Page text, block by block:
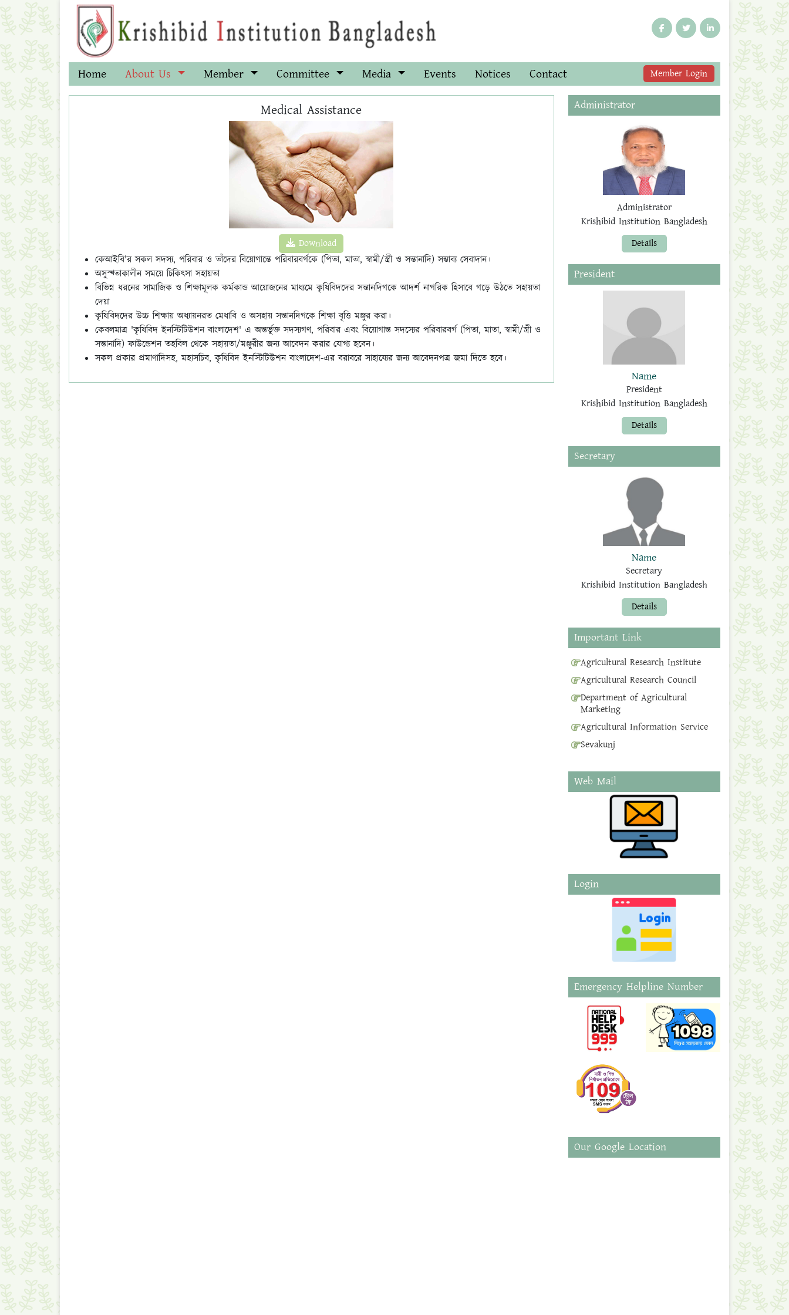
Home About Us Member Committee Media Events Notices Contact Member Login
Medical Assistance
Download
কেআইবি'র সকল সদস্য, পরিবার ও তাঁদের বিয়োগান্তে পরিবারবর্গকে (পিতা, মাতা, স্বামী/স্ত্রী ও সন্তানাদি) সম্ভাব্য সেবাদান।
অসুস্থ্তাকালীন সময়ে চিকিৎসা সহায়তা
বিভিন্ন ধরনের সামাজিক ও শিক্ষামূলক কর্মকান্ড আয়োজনের মাধ্যমে কৃষিবিদদের সন্তানদিগকে আদর্শ নাগরিক হিসাবে গড়ে উঠতে সহায়তা
দেয়া
কৃষিবিদদের উচ্চ শিক্ষায় অধ্যায়নরত মেধাবি ও অসহায় সন্তানদিগকে শিক্ষা বৃত্তি মঞ্জুর করা।
কেবলমাত্র 'কৃষিবিদ ইনস্টিটিউশন বাংলাদেশ' এ অন্তর্ভূক্ত সদস্যগণ, পরিবার এবং বিয়োগান্ত সদস্যের পরিবারবর্গ (পিতা, মাতা, স্বামী/স্ত্রী ও
সন্তানাদি) ফাউন্ডেশন তহবিল থেকে সহায়তা/মঞ্জুরীর জন্য আবেদন করার যোগ্য হবেন।
সকল প্রকার প্রমাণাদিসহ, মহাসচিব, কৃষিবিদ ইনস্টিটিউশন বাংলাদেশ-এর বরাবরে সাহায্যের জন্য আবেদনপত্র জমা দিতে হবে।
Administrator
Administrator
Krishibid Institution Bangladesh
Details
President
Name
President
Krishibid Institution Bangladesh
Details
Secretary
Name
Secretary
Krishibid Institution Bangladesh
Details
Important Link
Agricultural Research Institute
Agricultural Research Council
Department of Agricultural
Marketing
Agricultural Information Service
Sevakunj
Web Mail
Login
Emergency Helpline Number
Our Google Location